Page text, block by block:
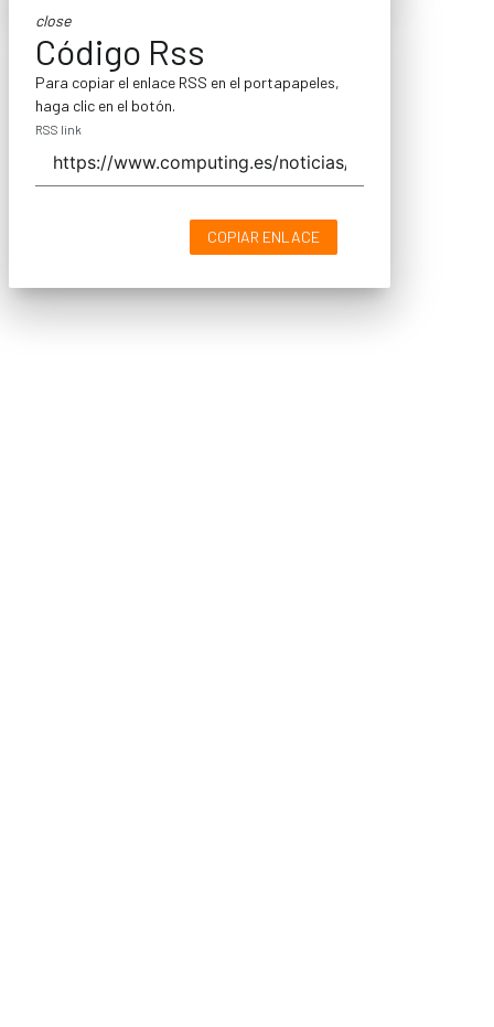
close
Código Rss
Para copiar el enlace RSS en el portapapeles,
haga clic en el botón.
RSS link
COPIAR ENLACE